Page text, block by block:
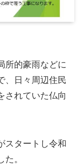
所的豪雨などに
、日々周辺住民
されていた仏向
スタートし令和
。